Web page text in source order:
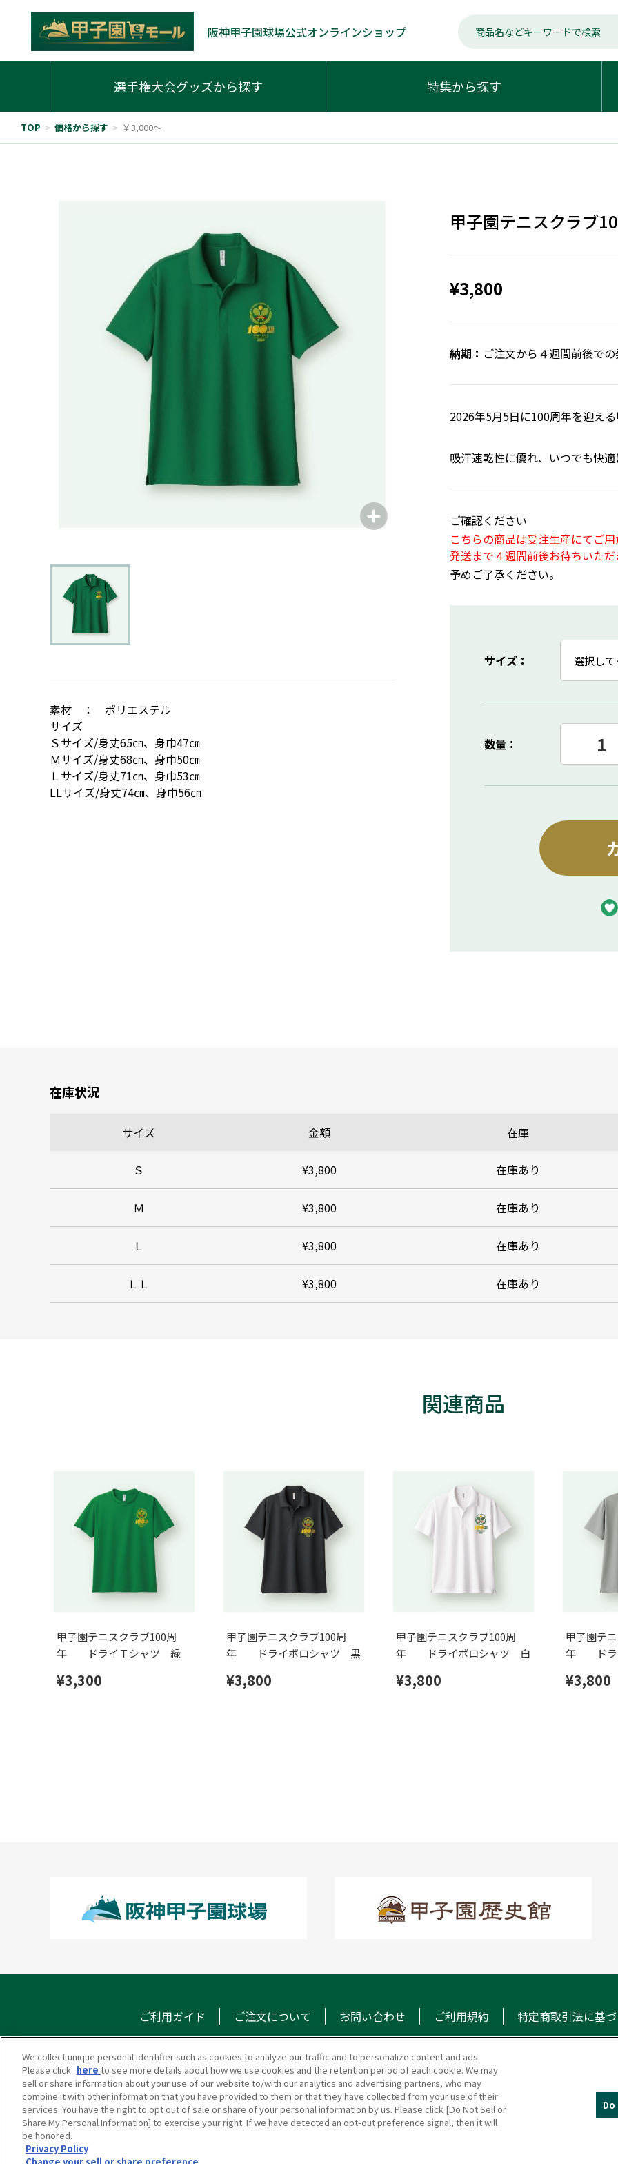
阪神甲子園球場公式オンラインショップ
選手権大会グッズから探す 特集から探す
TOP > 価格から探す > ￥3,000～
素材 ： ポリエステル
サイズ
Ｓサイズ/身丈65㎝、身巾47㎝
Ｍサイズ/身丈68㎝、身巾50㎝
Ｌサイズ/身丈71㎝、身巾53㎝
LLサイズ/身丈74㎝、身巾56㎝
甲子園テニスクラ
¥3,800
ご注文から４週間前後で
2026年5月5日に100周年を迎え
吸汗速乾性に優れ、いつでも快
ご確認ください
こちらの商品は受注生産にてご用
発送まで４週間前後お待ちいただ
予めご了承ください。
サイズ ：
数量：
在庫状況
サイズ 金額 在庫
Ｓ ¥3,800 在庫あり
Ｍ ¥3,800 在庫あり
Ｌ ¥3,800 在庫あり
ＬＬ ¥3,800 在庫あり
関連商品
甲子園テニスクラブ100周
年 ドライＴシャツ 緑
¥3,300
甲子園テニスクラブ100周
年 ドライポロシャツ 黒
¥3,800
甲子園テニスクラブ100周
年 ドライポロシャツ 白
¥3,800
甲子園テ
年 ドラ
¥3,800
ご利用ガイド ご注文について お問い合わせ ご利用規約 特定商取引法に基
甲子園eモール メールマガジン
We collect unique personal identifier such as cookies to analyze our traffic and to personalize content and ads.
Please click here to see more details about how we use cookies and the retention period of each cookie. We may
sell or share information about your use of our website to/with our analytics and advertising partners, who may
combine it with other information that you have provided to them or that they have collected from your use of their
services. You have the right to opt out of sale or share of your personal information by us. Please click [Do Not Sell or
Share My Personal Information] to exercise your right. If we have detected an opt-out preference signal, then it will
be honored.
Privacy Policy